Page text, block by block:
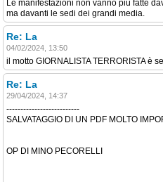
Le manifestazioni non vanno più fatte
ma davanti le sedi dei grandi media.
Re: La
04/02/2024, 13:50
il motto GIORNALISTA TERRORISTA è
Re: La
29/04/2024, 14:37
--------------------------
SALVATAGGIO DI UN PDF MOLTO
OP DI MINO PECORELLI